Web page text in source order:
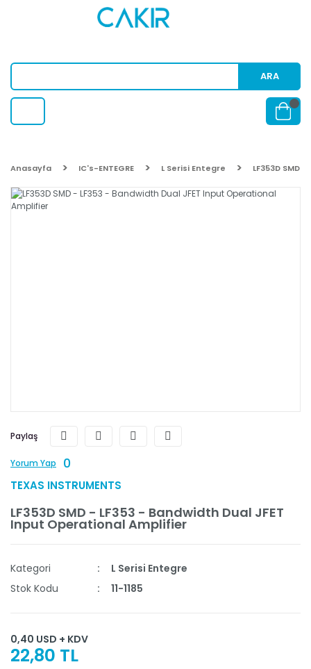
ARA
Anasayfa IC's-ENTEGRE L Serisi Entegre LF353D SMD
Paylaş
Yorum Yap 0
TEXAS INSTRUMENTS
LF353D SMD - LF353 - Bandwidth Dual JFET
Input Operational Amplifier
Kategori
L Serisi Entegre
Stok Kodu
11-1185
0,40 USD + KDV
22,80 TL